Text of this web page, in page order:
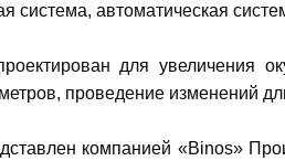
система, автоматическая
для увеличения
проведение изменений
компанией «Binos»